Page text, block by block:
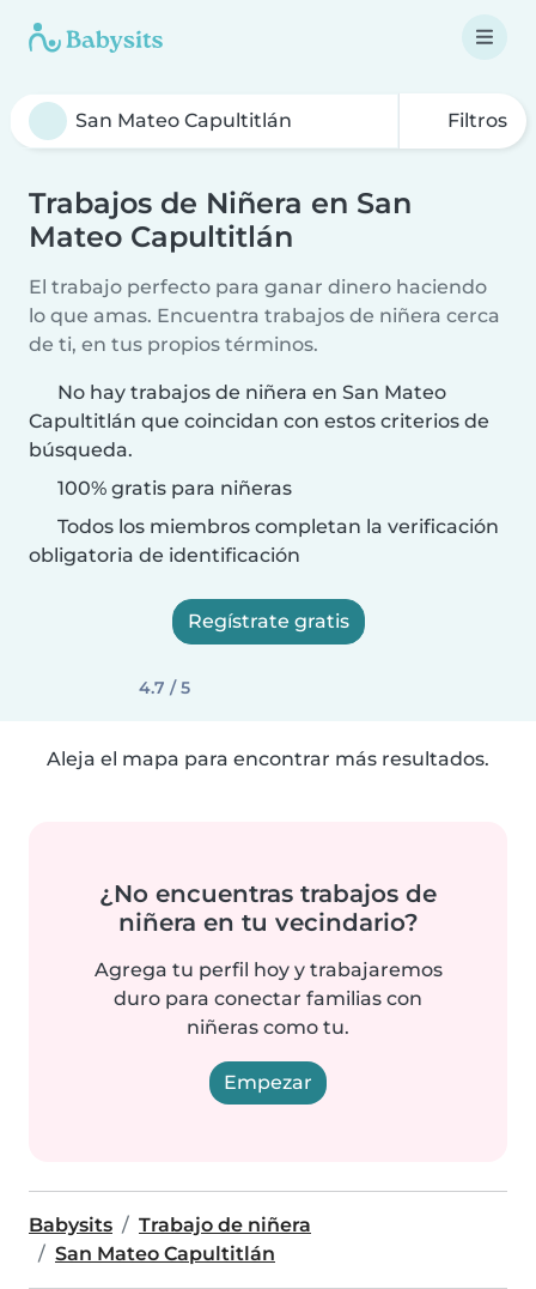
Filtros
Trabajos de Niñera en San
Mateo Capultitlán
El trabajo perfecto para ganar dinero haciendo
lo que amas. Encuentra trabajos de niñera cerca
de ti, en tus propios términos.
No hay trabajos de niñera en San Mateo
Capultitlán que coincidan con estos criterios de
búsqueda.
100% gratis para niñeras
Todos los miembros completan la verificación
obligatoria de identificación
Regístrate gratis
4.7 / 5
Aleja el mapa para encontrar más resultados.
¿No encuentras trabajos de
niñera en tu vecindario?
Agrega tu perfil hoy y trabajaremos
duro para conectar familias con
niñeras como tu.
Empezar
Babysits
Trabajo de niñera
San Mateo Capultitlán